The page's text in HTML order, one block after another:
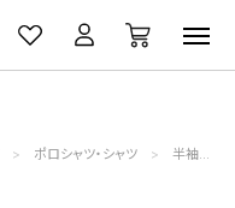
買取
無料査定
クーポン
一覧
ポロシャツ・シャツ 半袖シャツ・モックネック